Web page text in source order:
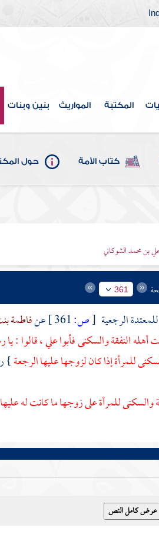
المكتبة المواريث بنين وبنات
كتاب الأمة حول
بن محمد الشوكاني
361
الرجعية [ص: عنفاطمة
أهله النفقة والسكنى فأبوا علي ، قالوا :
للمرأة إذا كان لزوجها عليها الرجعة}
والسكنى للمرأة على زوجها ما كانت له